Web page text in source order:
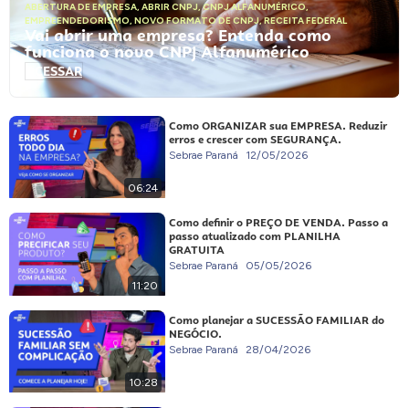
ABERTURA DE EMPRESA, ABRIR CNPJ,CNPJ ALFANUMÉRICO,
EMPREENDEDORISMO, NOVO FORMATO DE CNPJ,RECEITA FEDERAL
Vai abrir uma empresa? Entenda como
funciona o novo CNPJ Alfanumérico
ACESSAR
06:24
Como ORGANIZAR sua EMPRESA. Reduzir
erros e crescer com SEGURANÇA.
Sebrae Paraná 12/05/2026
11:20
Como definir o PREÇO DE VENDA. Passo a
passo atualizado com PLANILHA
GRATUITA
Sebrae Paraná 05/05/2026
10:28
Como planejar a SUCESSÃO FAMILIAR do
NEGÓCIO.
Sebrae Paraná 28/04/2026